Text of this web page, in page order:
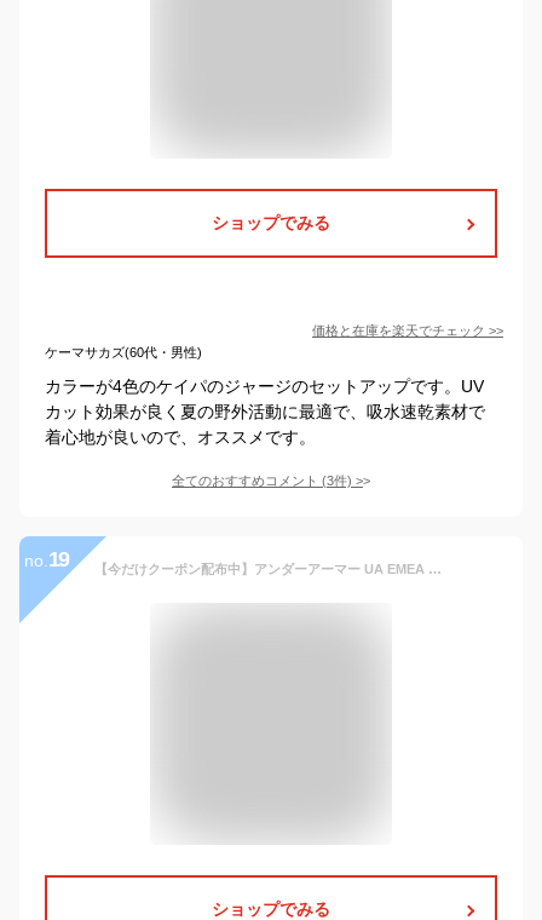
ショップでみる
価格と在庫を楽天でチェック >>
ケーマサカズ(60代・男性)
カラーが4色のケイパのジャージのセットアップです。UV
カット効果が良く夏の野外活動に最適で、吸水速乾素材で
着心地が良いので、オススメです。
全てのおすすめコメント (3件) >
no. 19 【今だけクーポン配布中】アンダーアーマー UA EMEA トラックスーツ セットアップ UNDERARMOUR UA EMEA TRACK SUIT メンズ 1357139 ブラック 黒 グレー ブルー ウェア パンツ 上下セット 長袖 ジャージ トップス ボトムス スポーツ カジュアル ブランド
ショップでみる